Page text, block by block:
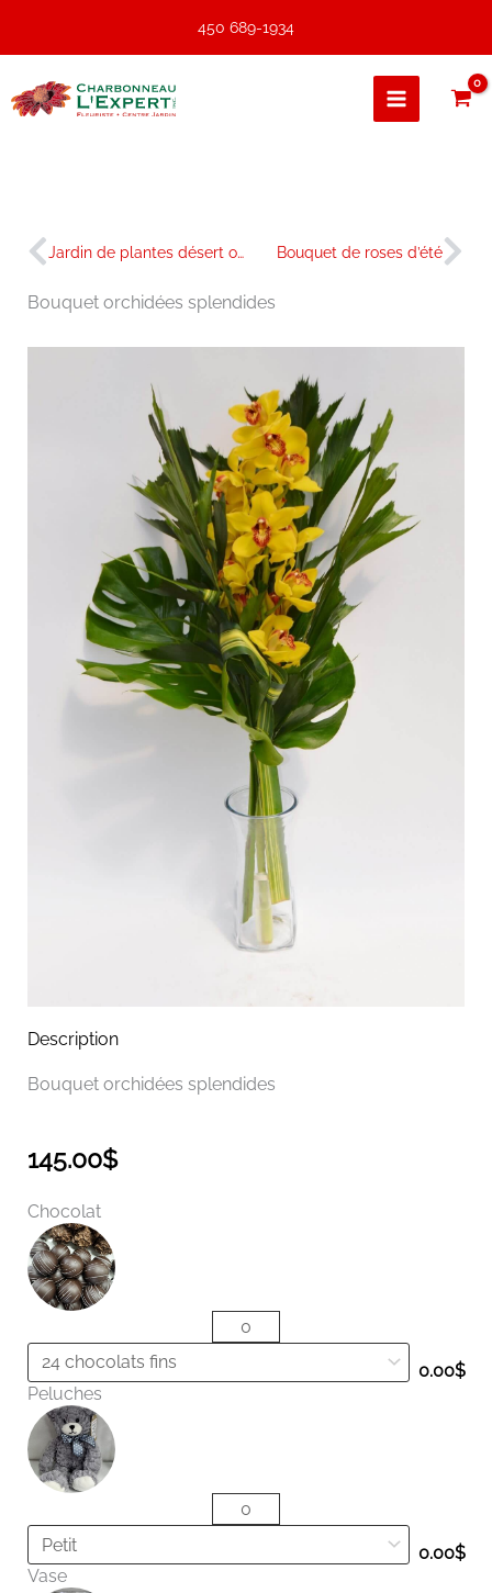
contenu
450 689-1934
Précédent Jardin de plantes désert orangé Bouquet de roses d’été
Bouquet orchidées splendides
Description
Bouquet orchidées splendides
145.00$
Chocolat
0.00$
Peluches
0.00$
Vase
quantité
de
Bouquet
orchidées
splendides